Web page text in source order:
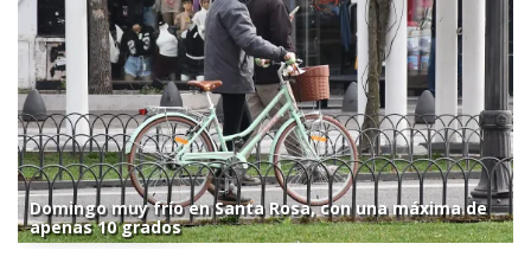
Domingo muy frío en Santa Rosa, con una máxima de
apenas 10 grados